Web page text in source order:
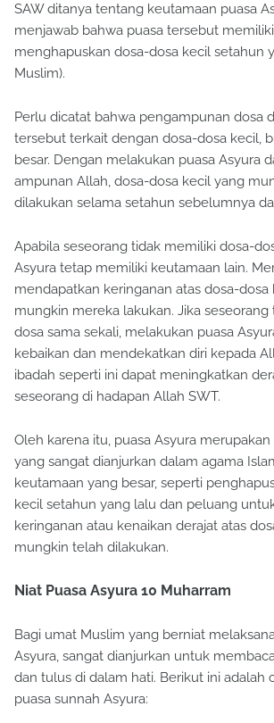
SAW ditanya tentang keutamaan puasa
menjawab bahwa puasa tersebut
menghapuskan dosa-dosa kecil setahun
Muslim).
Perlu dicatat bahwa pengampunan dosa
tersebut terkait dengan dosa-dosa kecil,
besar. Dengan melakukan puasa Asyura
ampunan Allah, dosa-dosa kecil yang
dilakukan selama setahun sebelumnya
Apabila seseorang tidak memiliki dosa-
Asyura tetap memiliki keutamaan lain.
mendapatkan keringanan atas dosa-dosa
mungkin mereka lakukan. Jika
dosa sama sekali, melakukan puasa
kebaikan dan mendekatkan diri kepada
ibadah seperti ini dapat meningkatkan
seseorang di hadapan Allah SWT.
Oleh karena itu, puasa Asyura
yang sangat dianjurkan dalam agama
keutamaan yang besar, seperti
kecil setahun yang lalu dan peluang
keringanan atau kenaikan derajat atas
mungkin telah dilakukan.
Niat Puasa Asyura 10 Muharram
Bagi umat Muslim yang berniat
Asyura, sangat dianjurkan untuk
dan tulus di dalam hati. Berikut ini adalah
puasa sunnah Asyura: